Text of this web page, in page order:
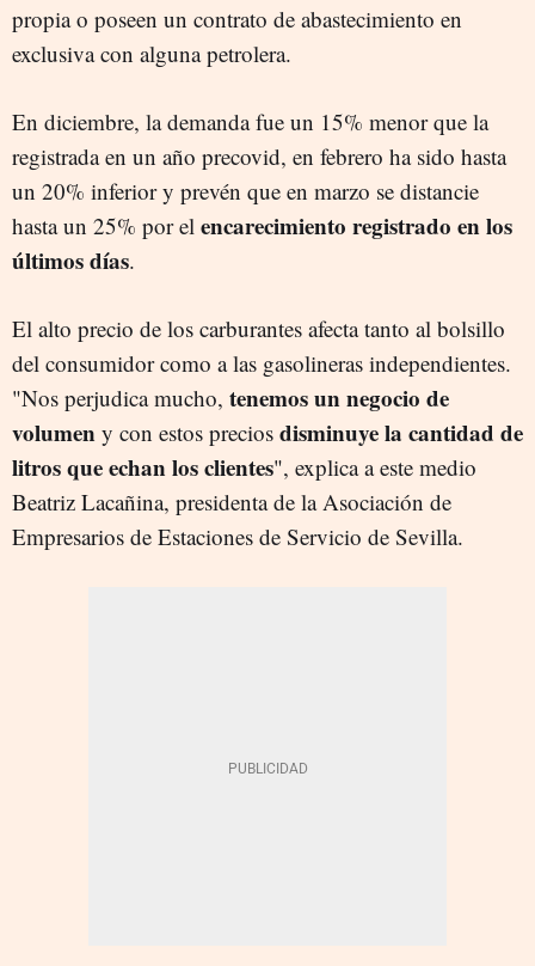
propia o poseen un contrato de abastecimiento en
exclusiva con alguna petrolera.
En diciembre, la demanda fue un 15% menor que la
registrada en un año precovid, en febrero ha sido hasta
un 20% inferior y prevén que en marzo se distancie
hasta un 25% por el encarecimiento registrado en los
últimos días.
El alto precio de los carburantes afecta tanto al bolsillo
del consumidor como a las gasolineras independientes.
"Nos perjudica mucho, tenemos un negocio de
volumen y con estos precios disminuye la cantidad de
litros que echan los clientes", explica a este medio
Beatriz Lacañina, presidenta de la Asociación de
Empresarios de Estaciones de Servicio de Sevilla.